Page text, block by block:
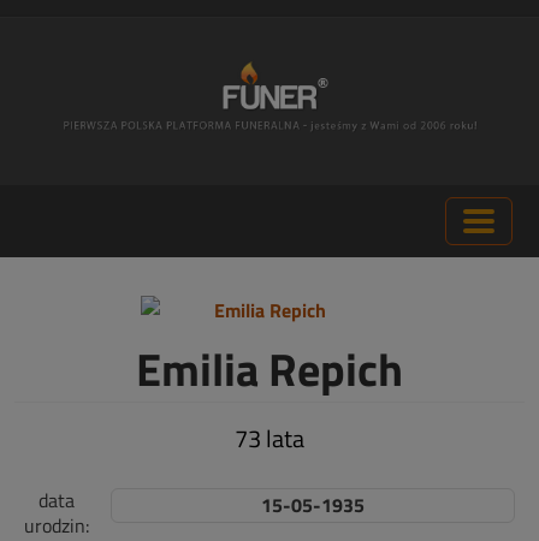
Emilia Repich
73 lata
data
urodzin:
15-05-1935